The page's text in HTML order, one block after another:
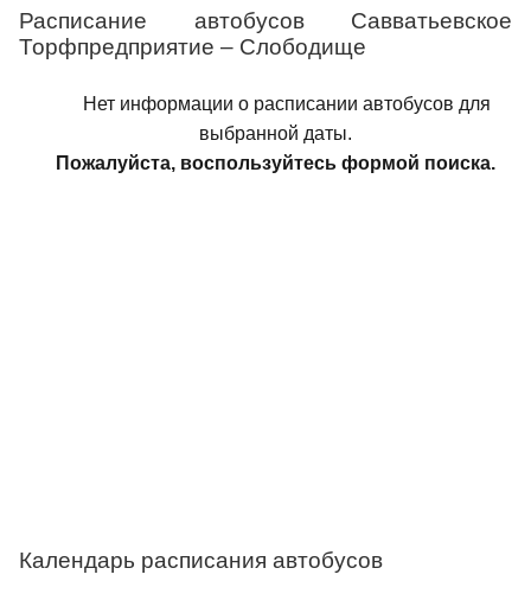
Расписание автобусов Савватьевское
Торфпредприятие – Слободище
Нет информации о расписании автобусов для
выбранной даты.
Пожалуйста, воспользуйтесь формой поиска.
Календарь расписания автобусов